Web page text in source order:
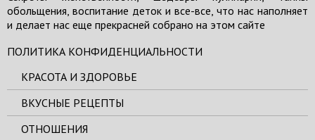
обольщения, воспитание деток и все-все, что нас наполняет
и делает нас еще прекрасней собрано на этом сайте
ПОЛИТИКА КОНФИДЕНЦИАЛЬНОСТИ
КРАСОТА И ЗДОРОВЬЕ
ВКУСНЫЕ РЕЦЕПТЫ
ОТНОШЕНИЯ